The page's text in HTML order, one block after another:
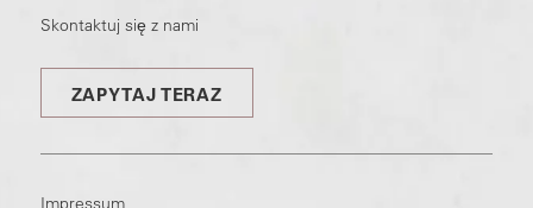
Skontaktuj się z nami
ZAPYTAJ TERAZ
Impressum